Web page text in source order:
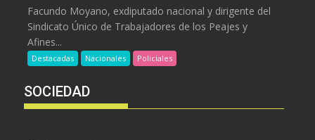
Facundo Moyano, exdiputado nacional y dirigente del
Sindicato Único de Trabajadores de los Peajes y
Afines...
Destacadas Nacionales Policiales
SOCIEDAD